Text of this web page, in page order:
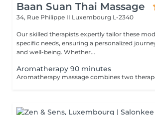
Baan Suan Thai Massage
34, Rue Philippe II Luxembourg L-2340
Our skilled therapists expertly tailor these
specific needs, ensuring a personalized
and well-being. Whether...
Aromatherapy 90 minutes